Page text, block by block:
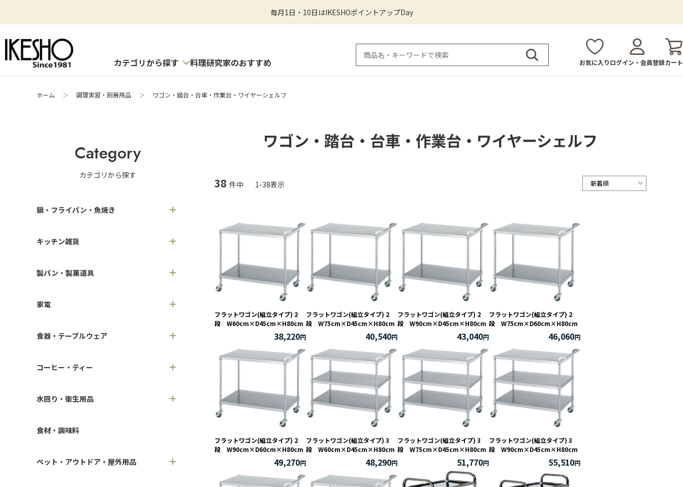
毎月1日・10日はIKESHOポイントアップDay
カテゴリから探す 料理研究家のおすすめ お気に入りログイン・会員登録カート
ホーム ＞ 調理実習・厨房用品 ＞ ワゴン・踏台・台車・作業台・ワイヤーシェルフ
Category
カテゴリから探す
鍋・フライパン・魚焼き
キッチン雑貨
製パン・製菓道具
家電
食器・テーブルウェア
コーヒー・ティー
水回り・衛生用品
食材・調味料
ペット・アウトドア・屋外用品
ワゴン・踏台・台車・作業台・ワイヤーシェルフ
38 件中 1-38表示
フラットワゴン(組立タイプ) 2
段 W60cm×D45cm×H80cm
38,220
フラットワゴン(組立タイプ) 2
段 W75cm×D45cm×H80cm
40,540
フラットワゴン(組立タイプ) 2
段 W90cm×D45cm×H80cm
43,040
フラットワゴン(組立タイプ) 2
段 W75cm×D60cm×H80cm
46,060
フラットワゴン(組立タイプ) 2
段 W90cm×D60cm×H80cm
49,270
フラットワゴン(組立タイプ) 3
段 W60cm×D45cm×H80cm
48,290
フラットワゴン(組立タイプ) 3
段 W75cm×D45cm×H80cm
51,770
フラットワゴン(組立タイプ) 3
段 W90cm×D45cm×H80cm
55,510